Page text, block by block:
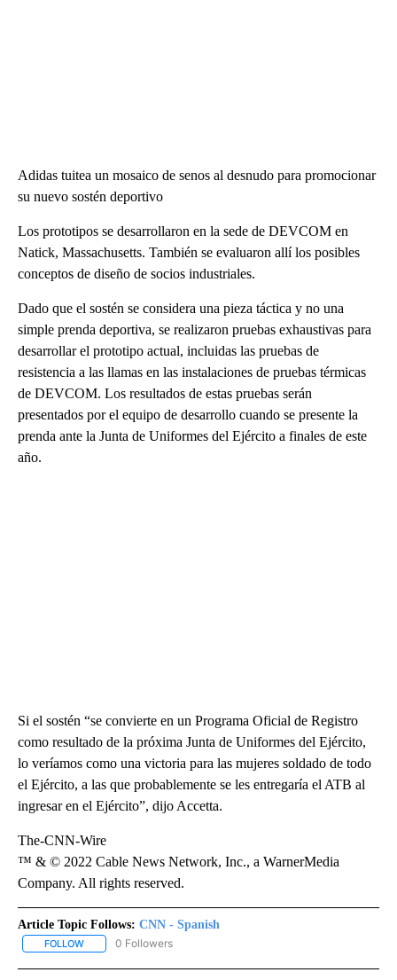
Adidas tuitea un mosaico de senos al desnudo para promocionar
su nuevo sostén deportivo
Los prototipos se desarrollaron en la sede de DEVCOM en
Natick, Massachusetts. También se evaluaron allí los posibles
conceptos de diseño de socios industriales.
Dado que el sostén se considera una pieza táctica y no una
simple prenda deportiva, se realizaron pruebas exhaustivas para
desarrollar el prototipo actual, incluidas las pruebas de
resistencia a las llamas en las instalaciones de pruebas térmicas
de DEVCOM. Los resultados de estas pruebas serán
presentados por el equipo de desarrollo cuando se presente la
prenda ante la Junta de Uniformes del Ejército a finales de este
año.
Si el sostén “se convierte en un Programa Oficial de Registro
como resultado de la próxima Junta de Uniformes del Ejército,
lo veríamos como una victoria para las mujeres soldado de todo
el Ejército, a las que probablemente se les entregaría el ATB al
ingresar en el Ejército”, dijo Accetta.
The-CNN-Wire
™ & © 2022 Cable News Network, Inc., a WarnerMedia
Company. All rights reserved.
Article Topic Follows: CNN - Spanish
FOLLOW FOLLOW "CNN - SPANISH" TO RECEIVE NOTIFICATIONS ABOUT
0 Followers